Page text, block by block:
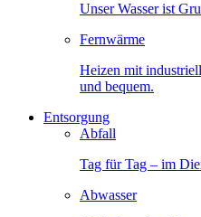
Unser Wasser ist
Fernwärme
Heizen mit
und bequem.
Entsorgung
Abfall
Tag für Tag – im
Abwasser